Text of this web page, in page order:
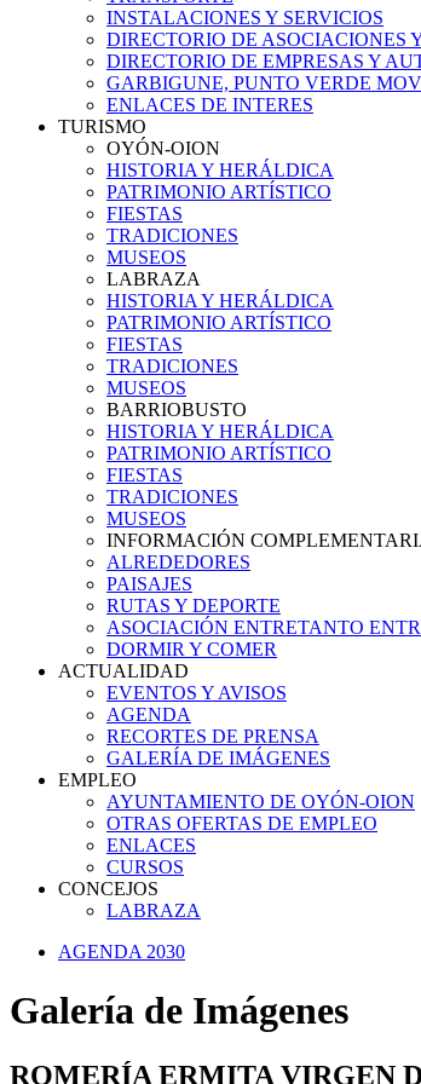
INSTALACIONES Y SERVICIOS
DIRECTORIO DE ASOCIACIONES
DIRECTORIO DE EMPRESAS Y
GARBIGUNE, PUNTO VERDE
ENLACES DE INTERES
TURISMO
OYÓN-OION
HISTORIA Y HERÁLDICA
PATRIMONIO ARTÍSTICO
FIESTAS
TRADICIONES
MUSEOS
LABRAZA
HISTORIA Y HERÁLDICA
PATRIMONIO ARTÍSTICO
FIESTAS
TRADICIONES
MUSEOS
BARRIOBUSTO
HISTORIA Y HERÁLDICA
PATRIMONIO ARTÍSTICO
FIESTAS
TRADICIONES
MUSEOS
INFORMACIÓN
ALREDEDORES
PAISAJES
RUTAS Y DEPORTE
ASOCIACIÓN ENTRETANTO
DORMIR Y COMER
ACTUALIDAD
EVENTOS Y AVISOS
AGENDA
RECORTES DE PRENSA
GALERÍA DE IMÁGENES
EMPLEO
AYUNTAMIENTO DE OYÓN-OION
OTRAS OFERTAS DE EMPLEO
ENLACES
CURSOS
CONCEJOS
LABRAZA
AGENDA 2030
Galería de Imágenes
ROMERÍA ERMITA VIRGEN